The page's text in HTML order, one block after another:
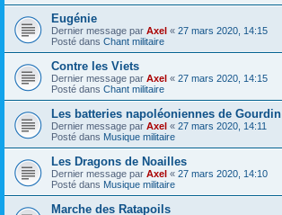
Eugénie
Dernier message par Axel « 27 mars 2020, 14:15
Posté dans Chant militaire
Contre les Viets
Dernier message par Axel « 27 mars 2020, 14:15
Posté dans Chant militaire
Les batteries napoléoniennes de Gourdin
Dernier message par Axel « 27 mars 2020, 14:11
Posté dans Musique militaire
Les Dragons de Noailles
Dernier message par Axel « 27 mars 2020, 14:10
Posté dans Musique militaire
Marche des Ratapoils